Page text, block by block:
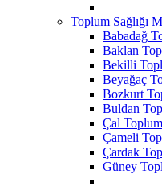
Toplum Sağlığı
Babadağ
Baklan
Bekilli
Beyağaç
Bozkurt
Buldan
Çal
Çameli
Çardak
Güney